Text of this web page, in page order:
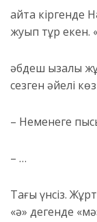
Қайта кіргенде
жуып тұр екен.
Қәбдеш ызалы
сезген әйелі көз
– Неменеге
– …
Тағы үнсіз.
«ә» дегенде